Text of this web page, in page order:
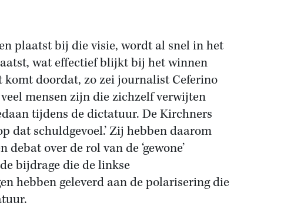
plaatst bij die visie, wordt al snel in het
wat effectief blijkt bij het winnen
komt doordat, zo zei journalist Ceferino
veel mensen zijn die zichzelf verwijten
tijdens de dictatuur. De Kirchners
dat schuldgevoel.’ Zij hebben daarom
debat over de rol van de ‘gewone’
bijdrage die de linkse
hebben geleverd aan de polarisering die